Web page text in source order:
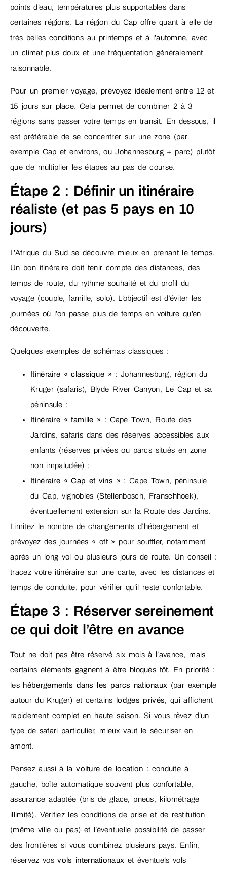
points d’eau, températures plus supportables dans
certaines régions. La région du Cap offre quant à elle de
très belles conditions au printemps et à l’automne, avec
un climat plus doux et une fréquentation généralement
raisonnable.
Pour un premier voyage, prévoyez idéalement entre 12 et
15 jours sur place. Cela permet de combiner 2 à 3
régions sans passer votre temps en transit. En dessous, il
est préférable de se concentrer sur une zone (par
exemple Cap et environs, ou Johannesburg + parc) plutôt
que de multiplier les étapes au pas de course.
Étape 2 : Définir un itinéraire
réaliste (et pas 5 pays en 10
jours)
L’Afrique du Sud se découvre mieux en prenant le temps.
Un bon itinéraire doit tenir compte des distances, des
temps de route, du rythme souhaité et du profil du
voyage (couple, famille, solo). L’objectif est d’éviter les
journées où l’on passe plus de temps en voiture qu’en
découverte.
Quelques exemples de schémas classiques :
Itinéraire « classique » : Johannesburg, région du
Kruger (safaris), Blyde River Canyon, Le Cap et sa
péninsule ;
Itinéraire « famille » : Cape Town, Route des
Jardins, safaris dans des réserves accessibles aux
enfants (réserves privées ou parcs situés en zone
non impaludée) ;
Itinéraire « Cap et vins » : Cape Town, péninsule
du Cap, vignobles (Stellenbosch, Franschhoek),
éventuellement extension sur la Route des Jardins.
Limitez le nombre de changements d’hébergement et
prévoyez des journées « off » pour souffler, notamment
après un long vol ou plusieurs jours de route. Un conseil :
tracez votre itinéraire sur une carte, avec les distances et
temps de conduite, pour vérifier qu’il reste confortable.
Étape 3 : Réserver sereinement
ce qui doit l’être en avance
Tout ne doit pas être réservé six mois à l’avance, mais
certains éléments gagnent à être bloqués tôt. En priorité :
les hébergements dans les parcs nationaux (par exemple
autour du Kruger) et certains lodges privés, qui affichent
rapidement complet en haute saison. Si vous rêvez d’un
type de safari particulier, mieux vaut le sécuriser en
amont.
Pensez aussi à lavoiture de location : conduite à
gauche, boîte automatique souvent plus confortable,
assurance adaptée (bris de glace, pneus, kilométrage
illimité). Vérifiez les conditions de prise et de restitution
(même ville ou pas) et l’éventuelle possibilité de passer
des frontières si vous combinez plusieurs pays. Enfin,
réservez vosvols internationaux et éventuels vols